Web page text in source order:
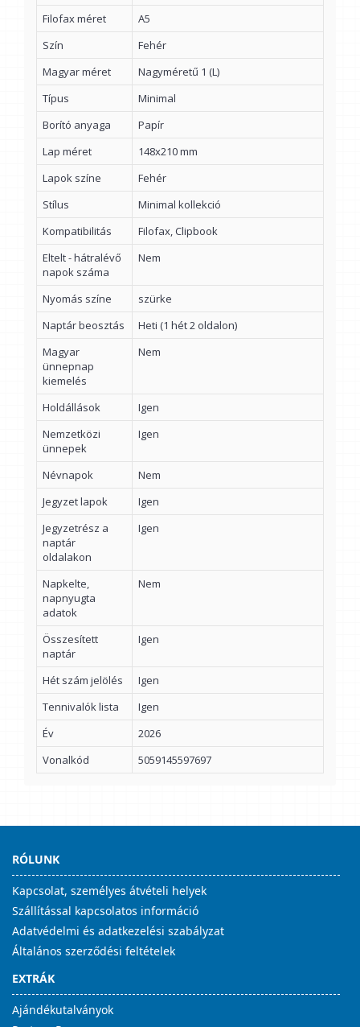
Filofax méret
A5
Szín
Fehér
Magyar méret
Nagyméretű 1 (L)
Típus
Minimal
Borító anyaga
Papír
Lap méret
148x210 mm
Lapok színe
Fehér
Stílus
Minimal kollekció
Kompatibilitás
Filofax, Clipbook
Eltelt - hátralévő
napok száma
Nem
Nyomás színe
szürke
Naptár beosztás
Heti (1 hét 2 oldalon)
Magyar
ünnepnap
kiemelés
Nem
Holdállások
Igen
Nemzetközi
ünnepek
Igen
Névnapok
Nem
Jegyzet lapok
Igen
Jegyzetrész a
naptár
oldalakon
Igen
Napkelte,
napnyugta
adatok
Nem
Összesített
naptár
Igen
Hét szám jelölés
Igen
Tennivalók lista
Igen
Év
2026
Vonalkód
5059145597697
RÓLUNK
Kapcsolat, személyes átvételi helyek
Szállítással kapcsolatos információ
Adatvédelmi és adatkezelési szabályzat
Általános szerződési feltételek
EXTRÁK
Ajándékutalványok